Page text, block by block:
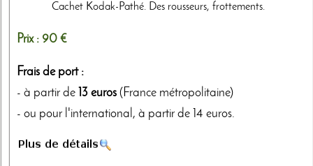
Cachet Kodak-Pathé. Des rousseurs, frottements.
Prix : 90 €
Frais de port :
- à partir de 13 euros (France métropolitaine)
- ou pour l'international, à partir de 14 euros.